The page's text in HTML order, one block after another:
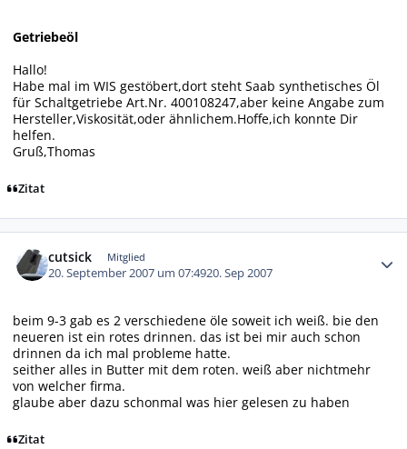
Getriebeöl
Hallo!
Habe mal im WIS gestöbert,dort steht Saab synthetisches Öl
für Schaltgetriebe Art.Nr. 400108247,aber keine Angabe zum
Hersteller,Viskosität,oder ähnlichem.Hoffe,ich konnte Dir
helfen.
Gruß,Thomas
Zitat
cutsick Mitglied
20. September 2007 um 07:4920. Sep 2007
beim 9-3 gab es 2 verschiedene öle soweit ich weiß. bie den
neueren ist ein rotes drinnen. das ist bei mir auch schon
drinnen da ich mal probleme hatte.
seither alles in Butter mit dem roten. weiß aber nichtmehr
von welcher firma.
glaube aber dazu schonmal was hier gelesen zu haben
Zitat